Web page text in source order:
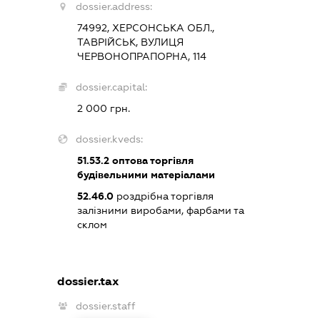
dossier.address:
74992, ХЕРСОНСЬКА ОБЛ.,
ТАВРІЙСЬК, ВУЛИЦЯ
ЧЕРВОНОПРАПОРНА, 114
dossier.capital:
2 000 грн.
dossier.kveds:
51.53.2 оптова торгівля
будівельними матеріалами
52.46.0 роздрібна торгівля
залізними виробами, фарбами та
склом
dossier.tax
dossier.staff